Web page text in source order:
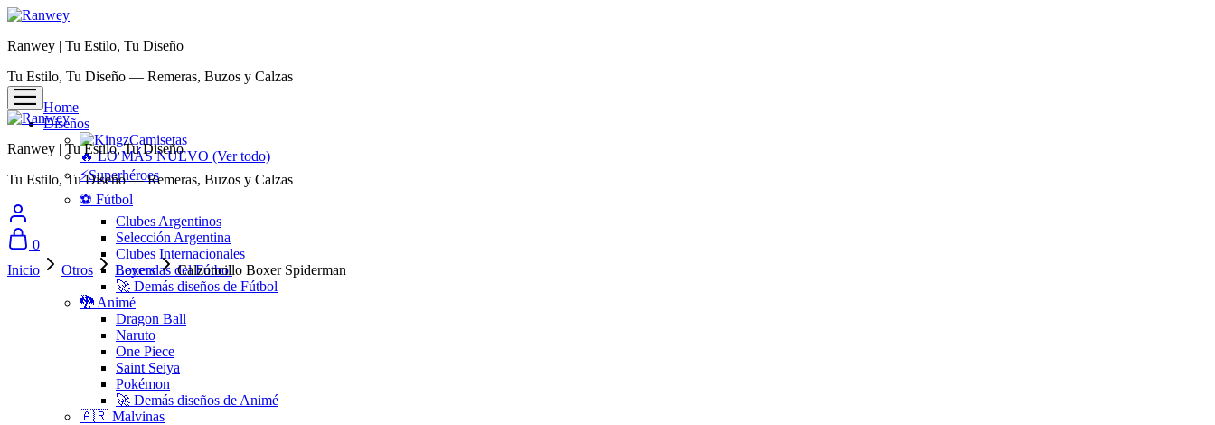
Ranwey | Tu Estilo, Tu Diseño
Tu Estilo, Tu Diseño — Remeras, Buzos y Calzas
Home
Diseños
Camisetas
🔥 LO MÁS NUEVO (Ver todo)
⚡Superhéroes
⚽ Fútbol
Clubes Argentinos
Selección Argentina
Clubes Internacionales
Leyendas del Fútbol
🚀 Demás diseños de Fútbol
🐉 Animé
Dragon Ball
Naruto
One Piece
Saint Seiya
Pokémon
🚀 Demás diseños de Animé
🇦🇷 Malvinas
Ranwey | Tu Estilo, Tu Diseño
Tu Estilo, Tu Diseño — Remeras, Buzos y Calzas
0
Inicio
Otros Boxers Calzoncillo Boxer Spiderman